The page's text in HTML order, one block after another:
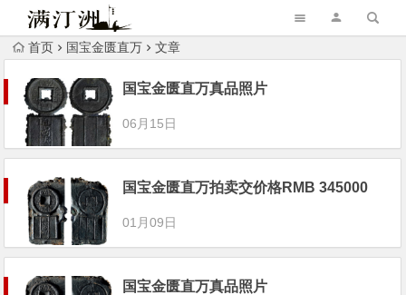
首页 国宝金匮直万 文章
国宝金匮直万真品照片
06月15日
国宝金匮直万拍卖交价格RMB 345000
01月09日
国宝金匮直万真品照片